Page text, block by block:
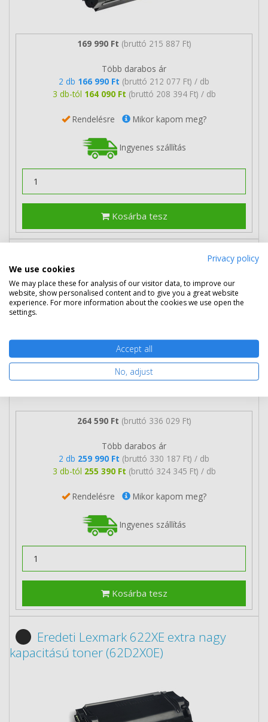
169 990 Ft (bruttó 215 887 Ft)
Több darabos ár
2 db 166 990 Ft (bruttó 212 077 Ft) / db
3 db-tól 164 090 Ft (bruttó 208 394 Ft) / db
Rendelésre Mikor kapom meg?
Ingyenes szállítás
Kosárba tesz
Eredeti Lexmark 622X extra nagy
kapacitású toner (62D2X00)
264 590 Ft (bruttó 336 029 Ft)
Több darabos ár
2 db 259 990 Ft (bruttó 330 187 Ft) / db
3 db-tól 255 390 Ft (bruttó 324 345 Ft) / db
Rendelésre Mikor kapom meg?
Ingyenes szállítás
Kosárba tesz
Eredeti Lexmark 622XE extra nagy
kapacitású toner (62D2X0E)
Privacy policy
We use cookies
We may place these for analysis of our visitor data, to improve our
website, show personalised content and to give you a great website
experience. For more information about the cookies we use open the
settings.
Accept all
No, adjust